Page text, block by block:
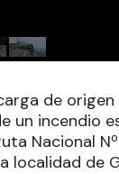
de
un incendio
Nacional Nº
localidad de